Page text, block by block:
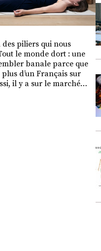
des piliers qui nous
le monde dort : une
banale parce que
d’un Français sur
il y a sur le marché…